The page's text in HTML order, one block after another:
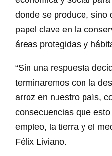
donde se produce, sino
papel clave en la
áreas protegidas y
“Sin una respuesta
terminaremos con la
arroz en nuestro país,
consecuencias que
empleo, la tierra y el
Félix Liviano.